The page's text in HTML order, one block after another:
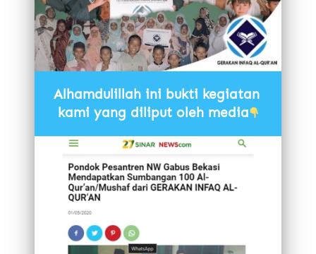
Alhamdulillah ini bukti kegiatan
kami yang diliput oleh media